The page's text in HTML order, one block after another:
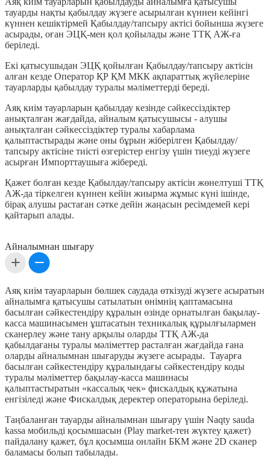
тауарды нақты қабылдау жүзеге асырылған күннен кейінгі
күннен кешіктірмей Қабылдау/тапсыру актісі бойынша жүзеге
асырады, оған ЭЦҚ-мен қол қойылады және ТТҚ АЖ-ға
беріледі.
Екі қатысушыдан ЭЦҚ қойылған Қабылдау/тапсыру актісін
алған кезде Оператор ҚР ҚМ МКК ақпараттық жүйелеріне
тауарларды қабылдау туралы мәліметтерді береді.
Аяқ киім тауарларын қабылдау кезінде сәйкессіздіктер
анықталған жағдайда, айналым қатысушысы - алушы
анықталған сәйкессіздіктер туралы хабарлама
қалыптастырады және оны бұрын жіберілген Қабылдау/
тапсыру актісіне тиісті өзгерістер енгізу үшін тиеуді жүзеге
асырған Импорттаушыға жібереді.
Қажет болған кезде Қабылдау/тапсыру актісін жөнелтуші ТТҚ
АЖ-да тіркелген күннен кейін жиырма жұмыс күні ішінде,
бірақ алушы растаған сәтке дейін жаңасын ресімдемей кері
қайтарып алады.
Айналымнан шығару
Аяқ киім тауарларын бөлшек саудада өткізуді жүзеге асыратын
айналымға қатысушы сатылатын өнімнің қаптамасына
басылған сәйкестендіру құралын өзінде орнатылған бақылау-
касса машинасымен ұштасатын техникалық құрылғылармен
сканерлеу және тану арқылы оларды ТТҚ АЖ-да
қабылдағаны туралы мәліметтер расталған жағдайда ғана
оларды айналымнан шығаруды жүзеге асырады. Тауарға
басылған сәйкестендіру құралындағы сәйкестендіру коды
туралы мәліметтер бақылау-касса машинасы
қалыптастыратын «кассалық чек» фискалдық құжатына
енгізіледі және Фискалдық деректер операторына беріледі.
Таңбаланған тауарды айналымнан шығару үшін Naqty sauda
kassa мобильді қосымшасын (Play market-тен жүктеу қажет)
пайдалану қажет, бұл қосымша онлайн БКМ және 2D сканер
баламасы болып табылады.